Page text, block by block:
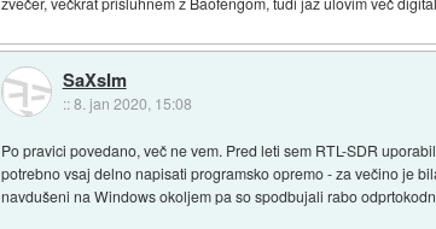
SaXsIm
::8. jan 2020, 15:08
Po pravici povedano, več ne vem. Pred leti sem RTL-SDR
potrebno vsaj delno napisati programsko opremo - za večino je
navdušeni na Windows okoljem pa so spodbujali rabo